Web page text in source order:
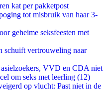
kat per pakketpost
tot misbruik van haar 3-
geheime seksfeesten met
schuift vertrouweling naar
VVD en CDA niet
om seks met leerling (12)
op vlucht: Past niet in de